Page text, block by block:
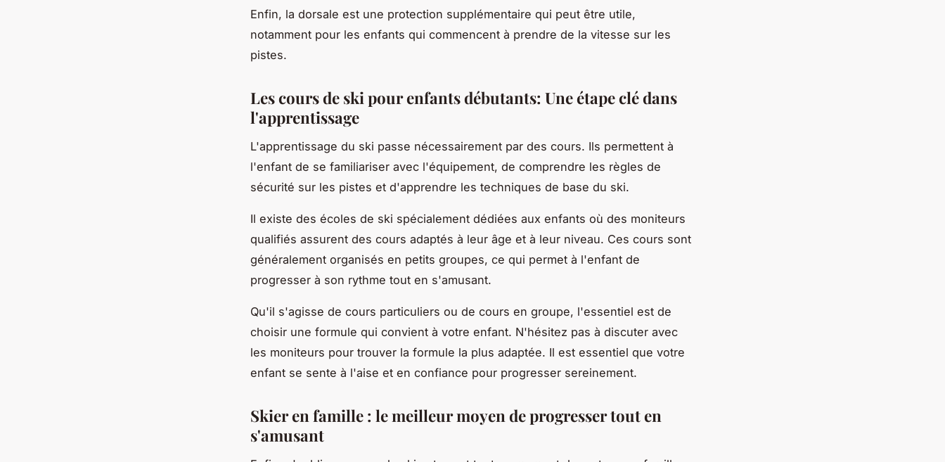
Enfin, la dorsale est une protection supplémentaire qui peut être utile,
notamment pour les enfants qui commencent à prendre de la vitesse sur les
pistes.
Les cours de ski pour enfants débutants: Une étape clé dans
l'apprentissage
L'apprentissage du ski passe nécessairement par des cours. Ils permettent à
l'enfant de se familiariser avec l'équipement, de comprendre les règles de
sécurité sur les pistes et d'apprendre les techniques de base du ski.
Il existe des écoles de ski spécialement dédiées aux enfants où des moniteurs
qualifiés assurent des cours adaptés à leur âge et à leur niveau. Ces cours sont
généralement organisés en petits groupes, ce qui permet à l'enfant de
progresser à son rythme tout en s'amusant.
Qu'il s'agisse de cours particuliers ou de cours en groupe, l'essentiel est de
choisir une formule qui convient à votre enfant. N'hésitez pas à discuter avec
les moniteurs pour trouver la formule la plus adaptée. Il est essentiel que votre
enfant se sente à l'aise et en confiance pour progresser sereinement.
Skier en famille : le meilleur moyen de progresser tout en
s'amusant